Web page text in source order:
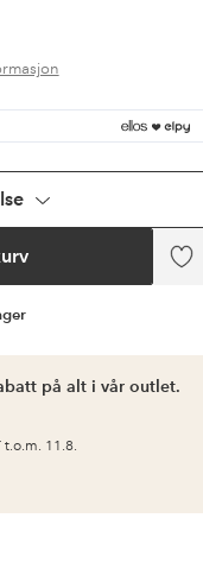
på alt i vår outlet.
11.8.